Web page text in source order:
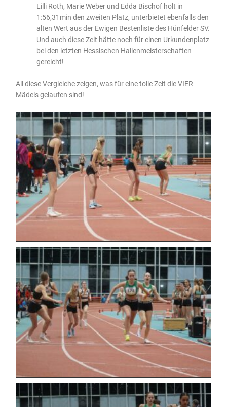
Lilli Roth, Marie Weber und Edda Bischof holt in
1:56,31min den zweiten Platz, unterbietet ebenfalls den
alten Wert aus der Ewigen Bestenliste des Hünfelder SV.
Und auch diese Zeit hätte noch für einen Urkundenplatz
bei den letzten Hessischen Hallenmeisterschaften
gereicht!
All diese Vergleiche zeigen, was für eine tolle Zeit die VIER
Mädels gelaufen sind!